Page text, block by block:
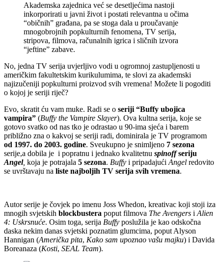
Akademska zajednica već se desetljećima nastoji
inkorporirati u javni život i postati relevantna u očima
“običnih” građana, pa se stoga dala u proučavanje
mnogobrojnih popkulturnih fenomena, TV serija,
stripova, filmova, računalnih igrica i sličnih izvora
“jeftine” zabave.
No, jedna TV serija uvjerljivo vodi u ogromnoj zastupljenosti u
američkim fakultetskim kurikulumima, te slovi za akademski
najizučeniji popkulturni proizvod svih vremena! Možete li pogoditi
o kojoj je seriji riječ?
Evo, skratit ću vam muke. Radi se o seriji “Buffy ubojica
vampira” (Buffy the Vampire Slayer). Ova kultna serija, koje se
gotovo svatko od nas tko je odrastao u 90-ima sjeća i barem
približno zna o kakvoj se seriji radi, dominirala je TV programom
od 1997. do 2003. godine. Sveukupno je snimljeno 7 sezona
serije,a dobila je i popratnu i jednako kvalitetnu spinoffseriju
Angel, koja je potrajala 5 sezona. Buffy i pripadajući Angel redovito
se uvrštavaju na liste najboljih TV serija svih vremena.
Autor serije je čovjek po imenu Joss Whedon, kreativac koji stoji iza
mnogih svjetskih blockbustera poput filmova The Avengers i Alien
4: Uskrsnuće. Osim toga, serija Buffy poslužila je kao odskočna
daska nekim danas svjetski poznatim glumcima, poput Alyson
Hannigan (Američka pita, Kako sam upoznao vašu majku) i Davida
Boreanaza (Kosti, SEAL Team).